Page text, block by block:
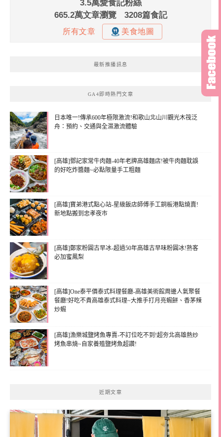
最新推播訊息
GA4即時熱門文章
日本唯一!傳承600年極限激流!和歌山北山川觀光木筏泛
舟：預約、交通與全濕激流體驗
[高雄]鄧記家常牛肉麵-40年老牌高雄麵店!被牛肉麵耽誤
的好吃炸醬麵~必點限量手工粗麵
[高雄]寶弟港式點心站-星級飯店師傅手工銅板港點燒賣!
新地點搬到忠孝夜市
[高雄]鄭家粉圓古早冰-超過50年高雄古早味粉圓冰!熟客
必加蜜鳳梨
[高雄]One泰平價泰式料理餐廳-高雄美術館周邊人氣聚餐
餐廳!好吃不貴高雄泰式料理~大推手打月亮蝦餅、香茅辣
炒蝦
[高雄]漁樂城鹽烤魚專賣-不訂位吃不到!超夯北高雄熱炒
烤魚串燒~自家養殖鹽烤魚超讚!
近期文章